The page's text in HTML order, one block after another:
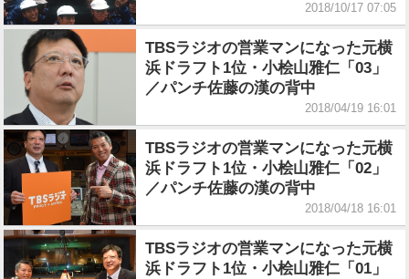
2018/10/17 07:05
TBSラジオの営業マンになった元横
浜ドラフト1位・小桧山雅仁「03」
／パンチ佐藤の漢の背中
2018/04/19 16:01
TBSラジオの営業マンになった元横
浜ドラフト1位・小桧山雅仁「02」
／パンチ佐藤の漢の背中
2018/04/18 16:01
TBSラジオの営業マンになった元横
浜ドラフト1位・小桧山雅仁「01」